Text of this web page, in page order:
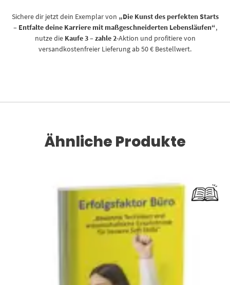
Sichere dir jetzt dein Exemplar von „Die Kunst des perfekten Starts
– Entfalte deine Karriere mit maßgeschneiderten Lebensläufen“,
nutze die Kaufe 3 – zahle 2-Aktion und profitiere von
versandkostenfreier Lieferung ab 50 € Bestellwert.
Ähnliche Produkte